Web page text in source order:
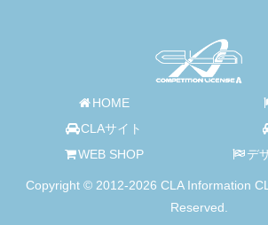
HOME
CLAサイト
WEB SHOP
デ
Copyright © 2012-2026 CLA Information
Reserved.